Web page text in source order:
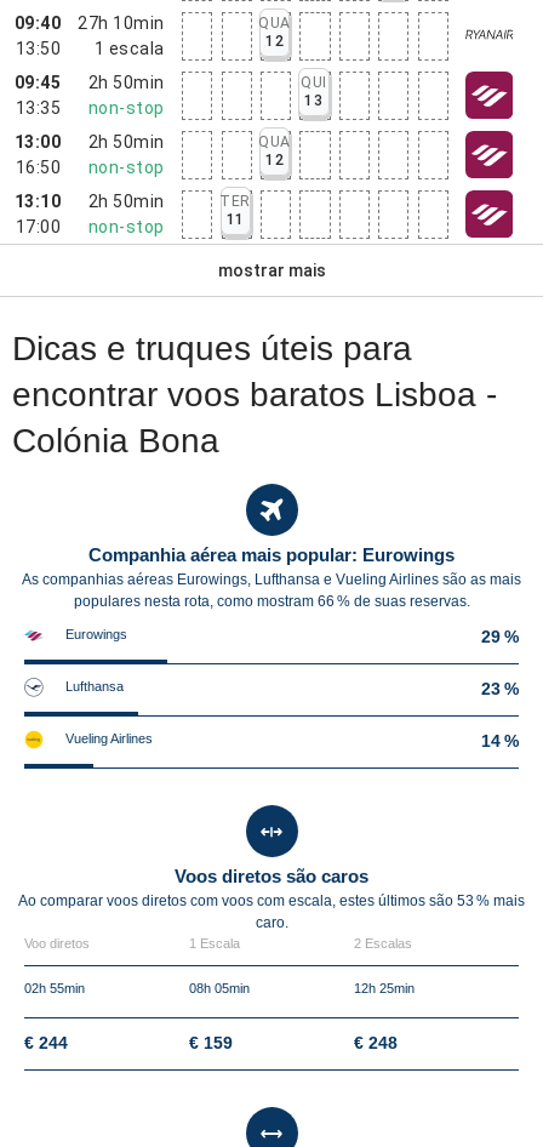
09:40
13:50
27h 10min
1 escala
QUA
12
09:45
13:35
2h 50min
non-stop
QUI
13
13:00
16:50
2h 50min
non-stop
QUA
12
13:10
17:00
2h 50min
non-stop
TER
11
mostrar mais
Dicas e truques úteis para
encontrar voos baratos Lisboa -
Colónia Bona
Companhia aérea mais popular: Eurowings
As companhias aéreas Eurowings, Lufthansa e Vueling Airlines são as mais
populares nesta rota, como mostram 66 % de suas reservas.
Eurowings 29 %
Lufthansa 23 %
Vueling Airlines 14 %
Voos diretos são caros
Ao comparar voos diretos com voos com escala, estes últimos são 53 % mais
caro.
Voo diretos 1 Escala 2 Escalas
02h 55min 08h 05min 12h 25min
€ 244 € 159 € 248